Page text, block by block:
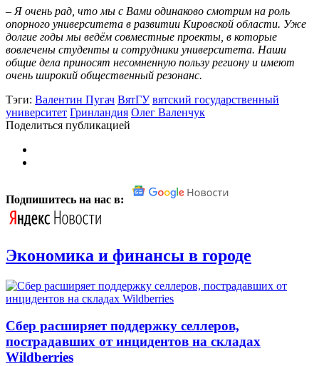
– Я очень рад, что мы с Вами одинаково смотрим на роль
опорного университета в развитии Кировской области. Уже
долгие годы мы ведём совместные проекты, в которые
вовлечены студенты и сотрудники университета. Наши
общие дела приносят несомненную пользу региону и имеют
очень широкий общественный резонанс.
Тэги: Валентин Пугач ВятГУ вятский государственный
университет Гринландия Олег Валенчук
Поделиться публикацией
Подпишитесь на нас в:
Экономика и финансы в городе
Сбер расширяет поддержку селлеров,
пострадавших от инцидентов на складах
Wildberries